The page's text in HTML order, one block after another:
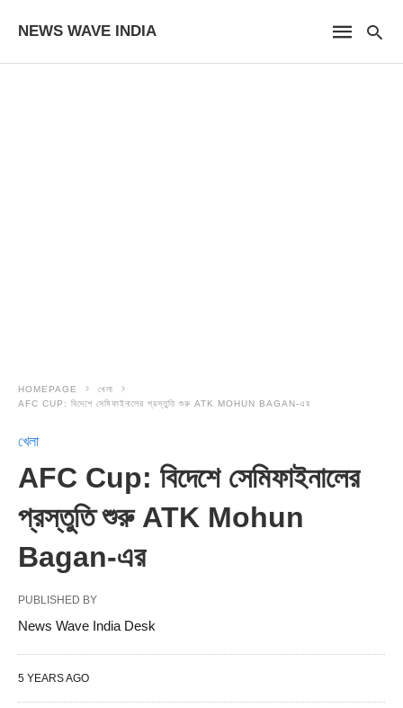
NEWS WAVE INDIA
HOMEPAGE
খেলা
AFC CUP: বিদেশে সেমিফাইনালের প্রস্তুতি শুরু ATK MOHUN BAGAN-এর
খেলা
AFC Cup: বিদেশে সেমিফাইনালের
প্রস্তুতি শুরু ATK Mohun
Bagan-এর
PUBLISHED BY
News Wave India Desk
5 YEARS AGO